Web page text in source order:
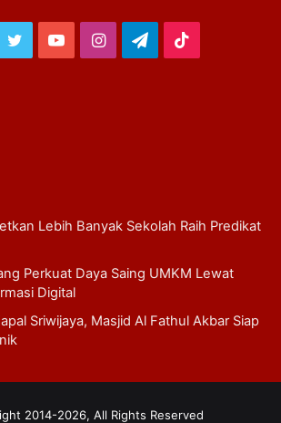
TwitterYouTubeInstagram
Telegram
Lebih Banyak Sekolah Raih Predikat
Perkuat Daya Saing UMKM Lewat
Digital
Sriwijaya, Masjid Al Fathul Akbar Siap
2014-2026, All Rights Reserved